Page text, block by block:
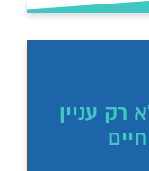
רק עניין